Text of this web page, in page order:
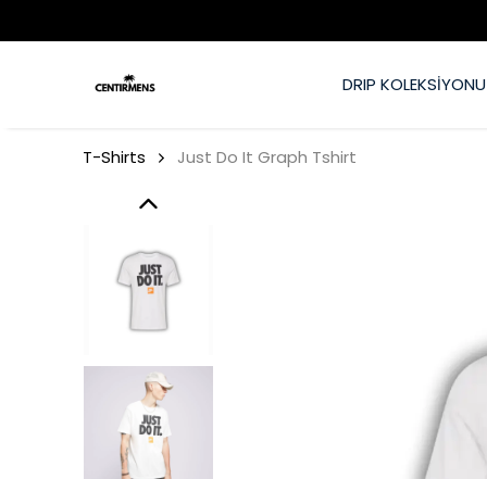
DRIP KOLEKSİYONU
T-Shirts Just Do It Graph Tshirt